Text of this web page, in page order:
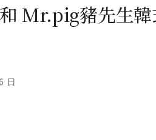
Mr.pig豬先生
日